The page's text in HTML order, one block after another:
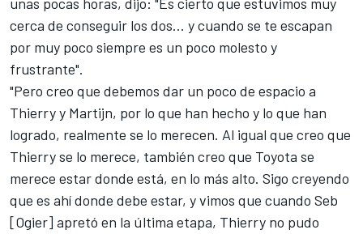
cerca de conseguir los dos... y cuando se te escapan
por muy poco siempre es un poco molesto y
frustrante".
"Pero creo que debemos dar un poco de espacio a
Thierry y Martijn, por lo que han hecho y lo que han
logrado, realmente se lo merecen. Al igual que creo que
Thierry se lo merece, también creo que Toyota se
merece estar donde está, en lo más alto. Sigo creyendo
que es ahí donde debe estar, y vimos que cuando Seb
[Ogier] apretó en la última etapa, Thierry no pudo